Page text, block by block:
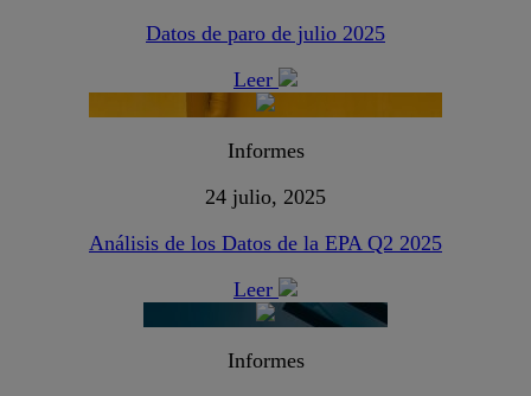
Datos de paro de julio 2025
Leer
Informes
24 julio, 2025
Análisis de los Datos de la EPA Q2 2025
Leer
Informes